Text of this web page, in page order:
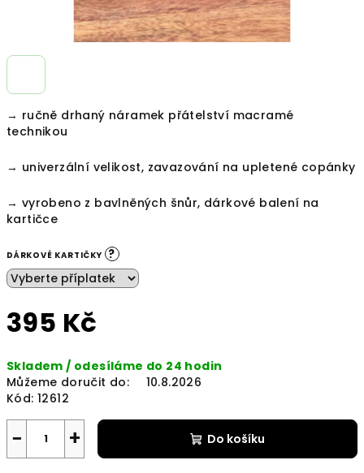
→ ručně drhaný náramek přátelství macramé
technikou
→ univerzální velikost, zavazování na upletené copánky
→ vyrobeno z bavlněných šnůr, dárkové balení na
kartičce
DÁRKOVÉ KARTIČKY ?
395 Kč
cena:
Skladem / odesíláme do 24 hodin
Můžeme doručit do:
10.8.2026
Kód: 12612
+
− Do košíku